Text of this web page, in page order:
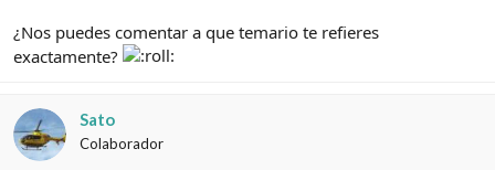
¿Nos puedes comentar a que temario te refieres
exactamente?
Sato
Colaborador